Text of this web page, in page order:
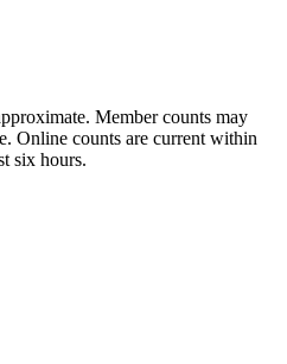
Member counts may
Online counts are current within
six hours.